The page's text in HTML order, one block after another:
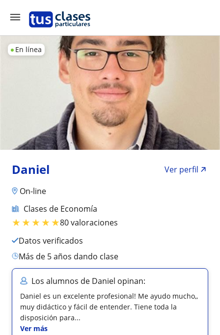
En línea
Daniel
Ver perfil
On-line
Clases de Economía
★★★★★80 valoraciones
Datos verificados
más de 5 años dando clase
Los alumnos de Daniel opinan:
Daniel es un excelente profesional! Me ayudo mucho,,
muy didáctico y fácil de entender. Tiene toda la
disposición para...
Ver más